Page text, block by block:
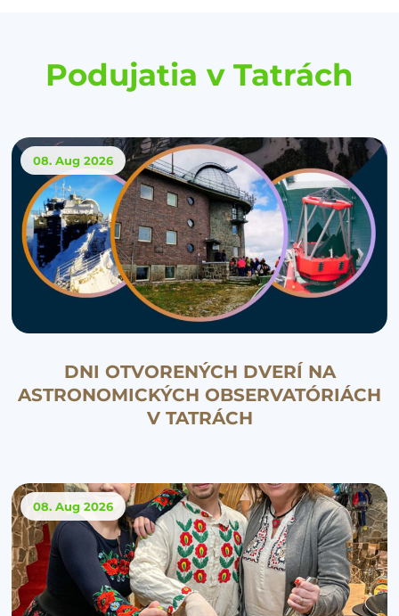
Podujatia v Tatrách
08. Aug 2026
DNI OTVORENÝCH DVERÍ NA
ASTRONOMICKÝCH OBSERVATÓRIÁCH
V TATRÁCH
08. Aug 2026